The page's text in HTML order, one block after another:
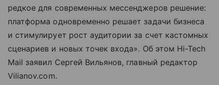
редкое для современных мессенджеров решение:
платформа одновременно решает задачи бизнеса
и стимулирует рост аудитории за счет кастомных
сценариев и новых точек входа». Об этом Hi-Tech
Mail заявил Сергей Вильянов, главный редактор
Vilianov.com.